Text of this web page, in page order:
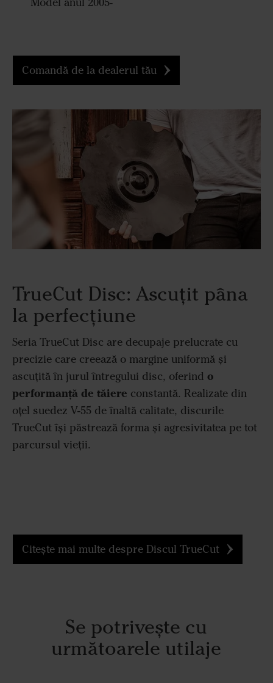
Comandă de la dealerul tău
TrueCut Disc: Ascuțit pâna
la perfecțiune
Seria TrueCut Disc are decupaje prelucrate cu
precizie care creează o margine uniformă și
ascuțită în jurul întregului disc, oferind o
performanță de tăiere constantă. Realizate din
oțel suedez V-55 de înaltă calitate, discurile
TrueCut își păstrează forma și agresivitatea pe tot
parcursul vieții.
Citește mai multe despre Discul TrueCut
Se potrivește cu
următoarele utilaje